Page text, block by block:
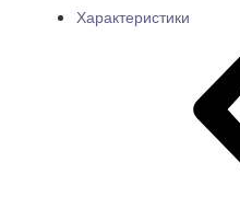
Характеристики